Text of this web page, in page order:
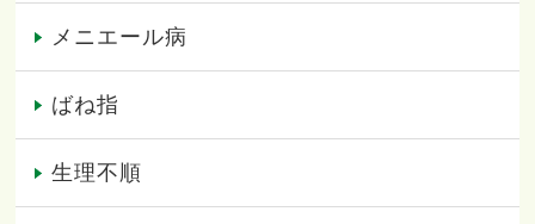
メニエール病
ばね指
生理不順